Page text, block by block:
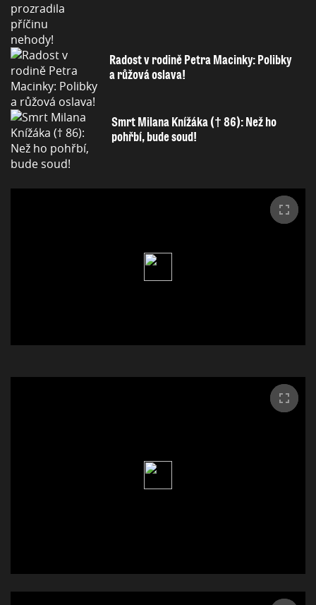
Radost v rodině Petra Macinky: Polibky
a růžová oslava!
Smrt Milana Knížáka († 86): Než ho
pohřbí, bude soud!